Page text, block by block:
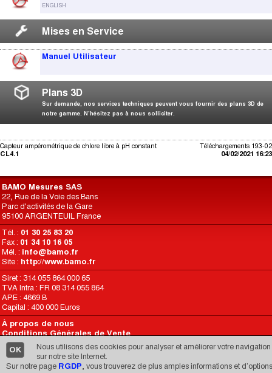
OK
Nous utilisons des cookies pour analyser et améliorer votre navigation
sur notre site Internet.
Sur notre page RGDP, vous trouverez de plus amples informations et d’options
ENGLISH
Mises en Service
Manuel Utilisateur
Plans 3D
Sur demande, nos services techniques peuvent vous fournir des plans 3D de
notre gamme. N’hésitez pas à nous solliciter.
Téléchargements 193-02
04/02/2021 16:23
Capteur ampérométrique de chlore libre à pH constant
CL4.1
BAMO Mesures SAS
22, Rue de la Voie des Bans
Parc d'activités de la Gare
95100 ARGENTEUIL France
Tél. : 01 30 25 83 20
Fax : 01 34 10 16 05
Mél. : info@bamo.fr
Site : http://www.bamo.fr
Siret : 314 055 864 000 65
TVA Intra : FR 08 314 055 864
APE : 4669 B
Capital : 400 000 Euros
À propos de nous
Conditions Générales de Vente
Conditions d’Utilisation du Site
RGPD
Une réalisation deCARIMEDIAdepuis 1998